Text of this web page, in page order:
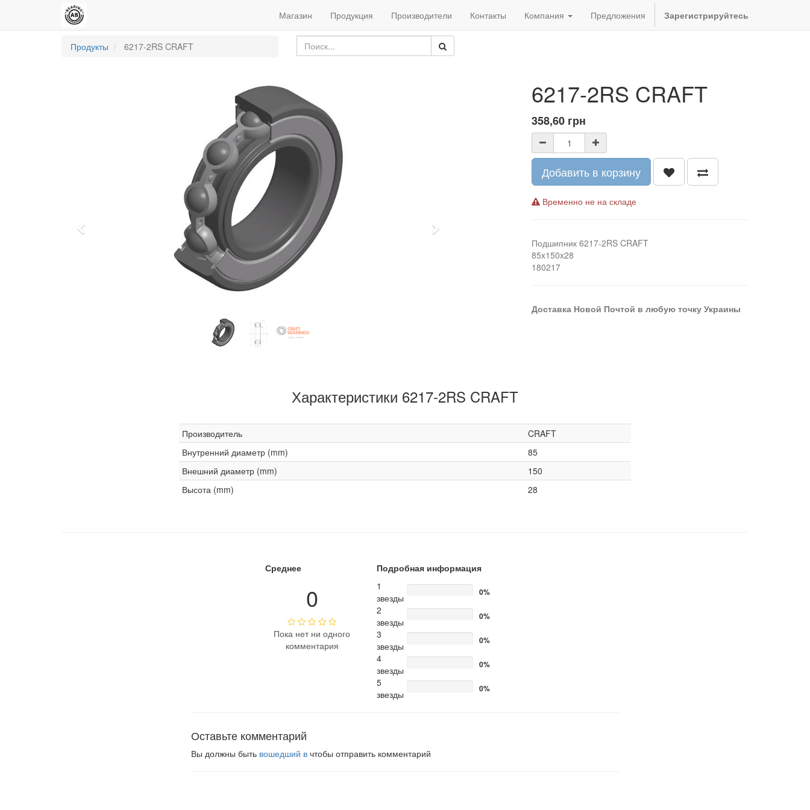
Магазин Продукция Производители Контакты Компания Предложения Зарегистрируйтесь
Продукты 6217-2RS CRAFT
Next
6217-2RS CRAFT
358,60 грн
Добавить в корзину
Временно не на складе
Подшипник 6217-2RS CRAFT
85x150x28
180217
Доставка Новой Почтой в любую точку Украины
Характеристики 6217-2RS CRAFT
Производитель
CRAFT
Внутренний диаметр (mm)
85
Внешний диаметр (mm)
150
Высота (mm)
28
Среднее
0
Пока нет ни одного
комментария
Подробная информация
1
звезды
0%
2
звезды
0%
3
звезды
0%
4
звезды
0%
5
звезды
0%
Оставьте комментарий
Вы должны быть вошедший в чтобы отправить комментарий